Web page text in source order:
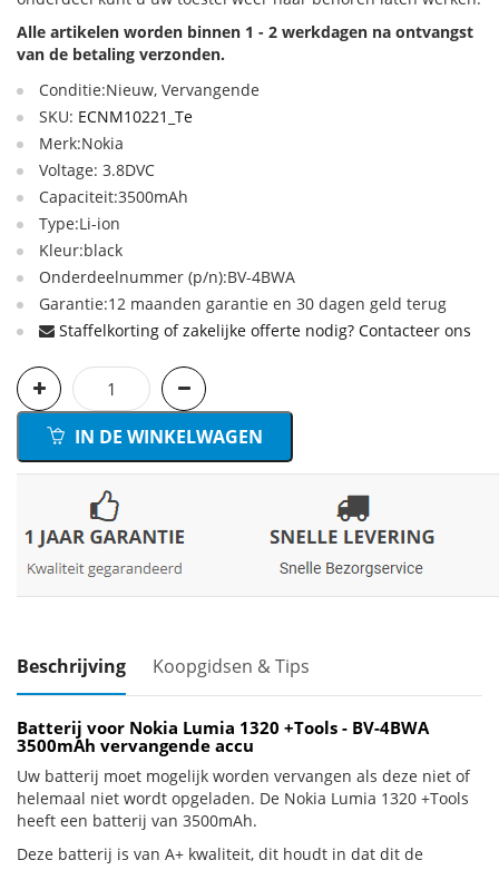
Alle artikelen worden binnen 1 - 2 werkdagen na ontvangst
van de betaling verzonden.
Conditie:Nieuw, Vervangende
SKU: ECNM10221_Te
Merk:Nokia
Voltage: 3.8DVC
Capaciteit:3500mAh
Type:Li-ion
Kleur:black
Onderdeelnummer (p/n):BV-4BWA
Garantie:12 maanden garantie en 30 dagen geld terug
Staffelkorting of zakelijke offerte nodig? Contacteer ons
IN DE WINKELWAGEN
Beschrijving Koopgidsen & Tips
Batterij voor Nokia Lumia 1320 +Tools - BV-4BWA
3500mAh vervangende accu
Uw batterij moet mogelijk worden vervangen als deze niet of
helemaal niet wordt opgeladen. De Nokia Lumia 1320 +Tools
heeft een batterij van 3500mAh.
Deze batterij is van A+ kwaliteit, dit houdt in dat dit de